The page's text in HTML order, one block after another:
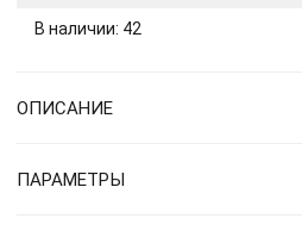
В наличии: 42
ОПИСАНИЕ
ПАРАМЕТРЫ